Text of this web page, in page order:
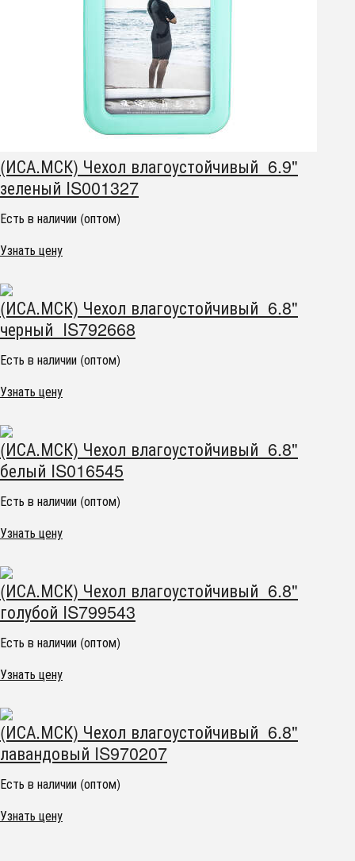
(ИСА.МСК) Чехол влагоустойчивый 6.9"
зеленый IS001327
Есть в наличии (оптом)
Узнать цену
(ИСА.МСК) Чехол влагоустойчивый 6.8"
черный IS792668
Есть в наличии (оптом)
Узнать цену
(ИСА.МСК) Чехол влагоустойчивый 6.8"
белый IS016545
Есть в наличии (оптом)
Узнать цену
(ИСА.МСК) Чехол влагоустойчивый 6.8"
голубой IS799543
Есть в наличии (оптом)
Узнать цену
(ИСА.МСК) Чехол влагоустойчивый 6.8"
лавандовый IS970207
Есть в наличии (оптом)
Узнать цену